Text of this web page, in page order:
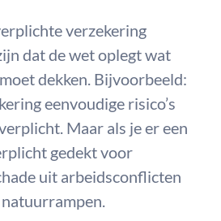
verzekering
dat de wet oplegt wat
dekken. Bijvoorbeeld:
eenvoudige risico’s
Maar als je er een
gedekt voor
uit arbeidsconflicten